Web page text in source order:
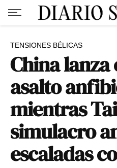
TENSIONES BÉLICAS
China lanza
asalto
mientras
simulacro
escaladas